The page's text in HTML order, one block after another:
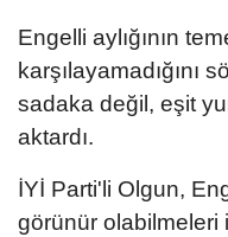
Engelli aylığının
karşılayamadığını
sadaka değil, eşit
aktardı.
İYİ Parti'li Olgun,
görünür olabilmeleri